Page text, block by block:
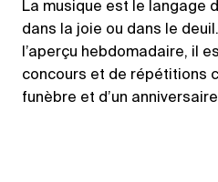
La musique est le langage
dans la joie ou dans le
l’aperçu hebdomadaire, il
concours et de répétitions
funèbre et d’un